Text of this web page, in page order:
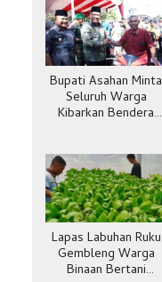
Bupati Asahan Minta
Seluruh Warga
Kibarkan Bendera
Lapas Labuhan Ruku
Gembleng Warga
Binaan Bertani